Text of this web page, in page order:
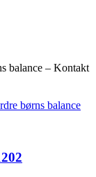
balance – Kontakt